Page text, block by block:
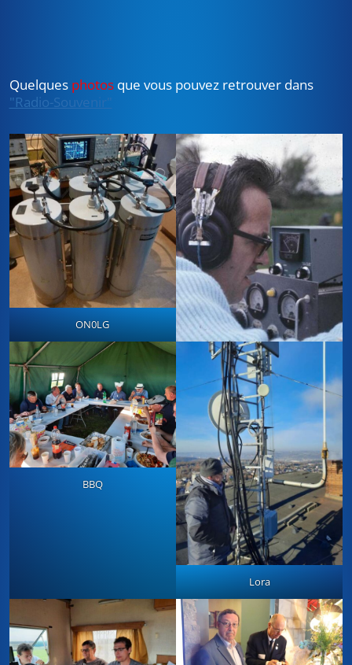
Quelques photosque vous pouvez retrouver dans
"Radio-Souvenir"
ON0LG
BBQ
Lora